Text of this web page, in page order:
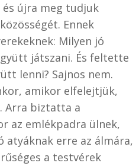
és újra meg tudjuk
Ennek
Milyen jó
játszani. És feltette
lenni? Sajnos nem.
amikor elfelejtjük,
Arra biztatta a
az emlékpadra ülnek,
atyáknak erre az álmára,
a testvérek